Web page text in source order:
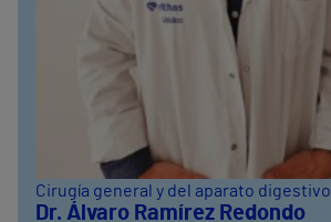
Cirugía general y del aparato digestivo
Dr. Álvaro Ramírez Redondo